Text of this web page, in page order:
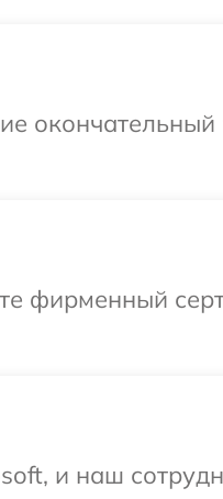
окончательный
фирменный
и наш